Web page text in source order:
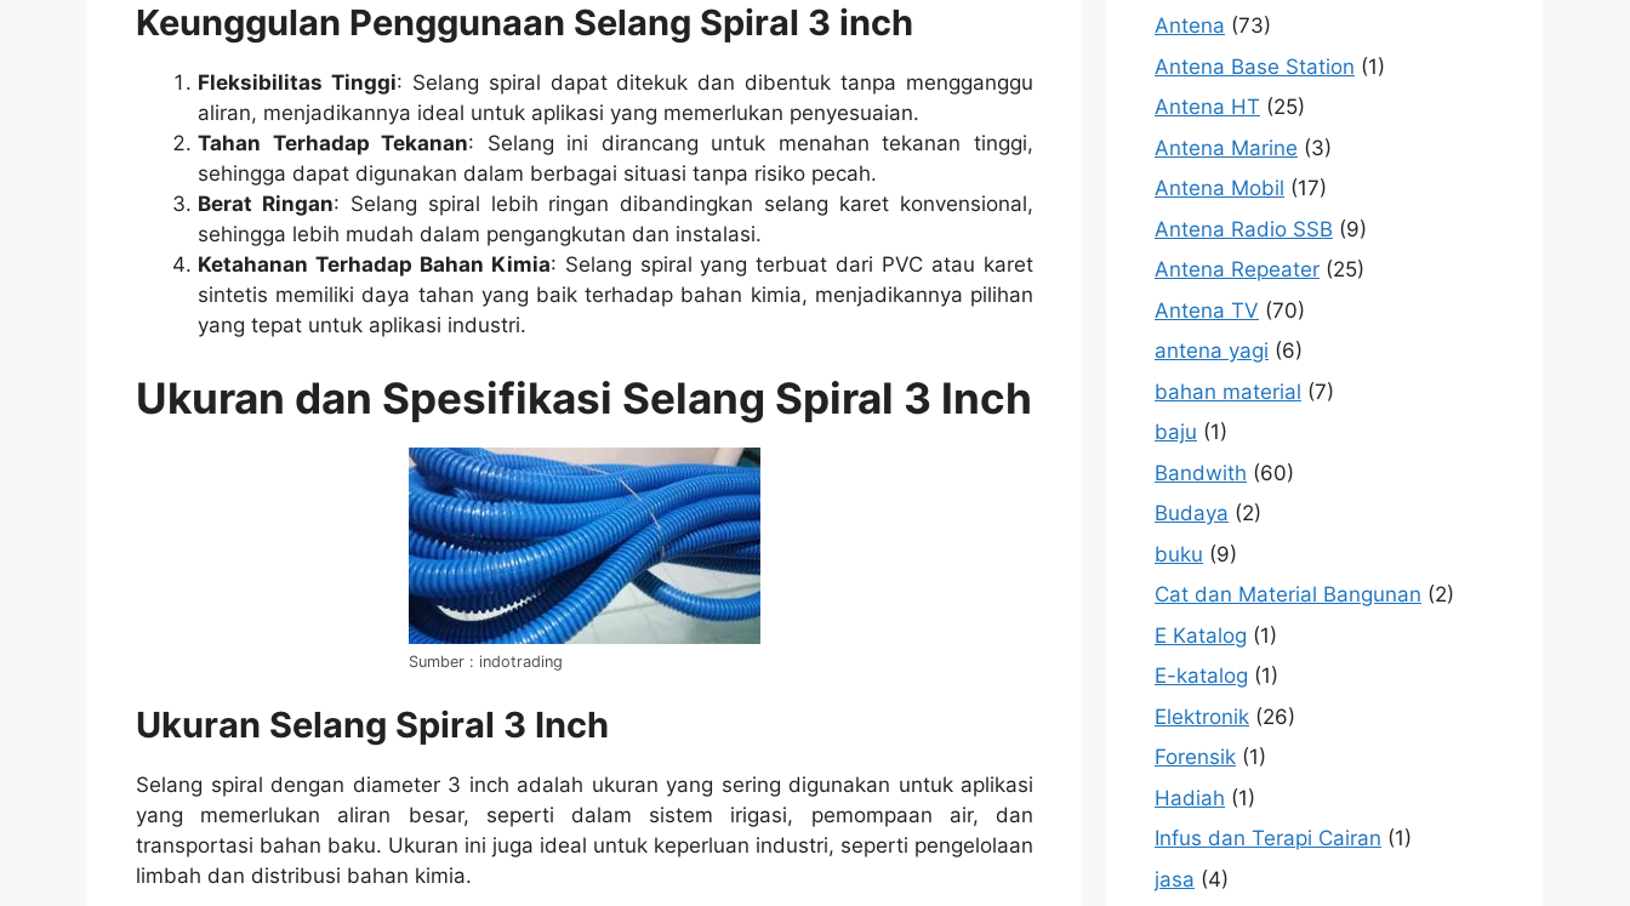
Keunggulan Penggunaan Selang Spiral 3 inch
Fleksibilitas Tinggi: Selang spiral dapat ditekuk dan dibentuk tanpa mengganggu
aliran, menjadikannya ideal untuk aplikasi yang memerlukan penyesuaian.
Tahan Terhadap Tekanan: Selang ini dirancang untuk menahan tekanan tinggi,
sehingga dapat digunakan dalam berbagai situasi tanpa risiko pecah.
Berat Ringan: Selang spiral lebih ringan dibandingkan selang karet konvensional,
sehingga lebih mudah dalam pengangkutan dan instalasi.
Ketahanan Terhadap Bahan Kimia: Selang spiral yang terbuat dari PVC atau karet
sintetis memiliki daya tahan yang baik terhadap bahan kimia, menjadikannya pilihan
yang tepat untuk aplikasi industri.
Ukuran dan Spesifikasi Selang Spiral 3 Inch
Sumber : indotrading
Ukuran Selang Spiral 3 Inch
Selang spiral dengan diameter 3 inch adalah ukuran yang sering digunakan untuk aplikasi
yang memerlukan aliran besar, seperti dalam sistem irigasi, pemompaan air, dan
transportasi bahan baku. Ukuran ini juga ideal untuk keperluan industri, seperti pengelolaan
limbah dan distribusi bahan kimia.
Antena (73)
Antena Base Station (1)
Antena HT (25)
Antena Marine (3)
Antena Mobil (17)
Antena Radio SSB (9)
Antena Repeater (25)
Antena TV (70)
antena yagi (6)
bahan material (7)
baju (1)
Bandwith (60)
Budaya (2)
buku (9)
Cat dan Material Bangunan (2)
E Katalog (1)
E-katalog (1)
Elektronik (26)
Forensik (1)
Hadiah (1)
Infus dan Terapi Cairan (1)
jasa (4)